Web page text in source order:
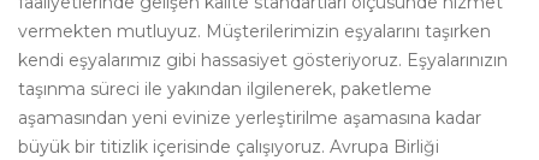
vermekten mutluyuz. Müşterilerimizin eşyalarını taşırken
kendi eşyalarımız gibi hassasiyet gösteriyoruz. Eşyalarınızın
taşınma süreci ile yakından ilgilenerek, paketleme
aşamasından yeni evinize yerleştirilme aşamasına kadar
büyük bir titizlik içerisinde çalışıyoruz. Avrupa Birliği